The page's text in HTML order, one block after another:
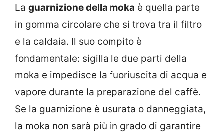
La guarnizione della moka è quella parte
in gomma circolare che si trova tra il filtro
e la caldaia. Il suo compito è
fondamentale: sigilla le due parti della
moka e impedisce la fuoriuscita di acqua e
vapore durante la preparazione del caffè.
Se la guarnizione è usurata o danneggiata,
la moka non sarà più in grado di garantire